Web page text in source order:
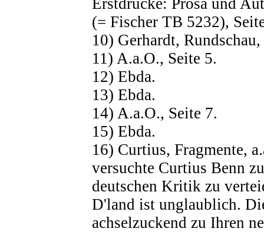
Erstdrucke: Prosa und
(= Fischer TB 5232),
10) Gerhardt,
11) A.a.O., Seite 5.
12) Ebda.
13) Ebda.
14) A.a.O., Seite 7.
15) Ebda.
16) Curtius, Fragmente,
versuchte Curtius Benn
deutschen Kritik zu
D'land ist unglaublich.
achselzuckend zu Ihren